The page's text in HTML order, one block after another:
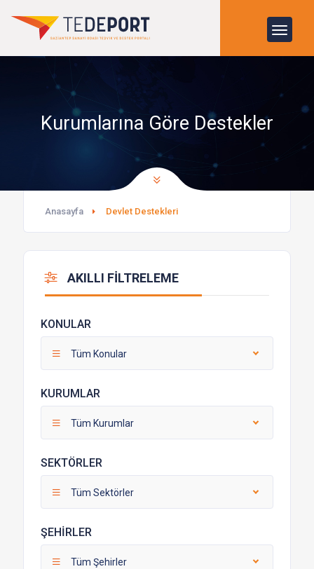
Kurumlarına Göre Destekler
Anasayfa Devlet Destekleri
AKILLI FİLTRELEME
KONULAR
Tüm Konular
KURUMLAR
Tüm Kurumlar
SEKTÖRLER
Tüm Sektörler
ŞEHİRLER
Tüm Şehirler